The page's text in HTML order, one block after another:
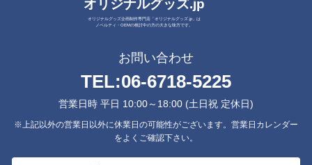
オリジナルグッズ.jp
オリジナルグッズ企画制作専門店「オリジナルグッズ.jp」は
ノベルティ・OEMの検討中の方の大きな味方です。
お問い合わせ
TEL:06-6718-5225
営業日時 平日 10:00～18:00 (土日祝 定休日)
※上記以外の営業日以外に休業日の可能性がございます。営業日カレンダー
をよくご確認下さい。